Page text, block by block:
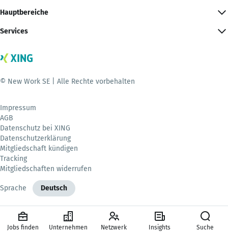
Hauptbereiche
Services
© New Work SE | Alle Rechte vorbehalten
Impressum
AGB
Datenschutz bei XING
Datenschutzerklärung
Mitgliedschaft kündigen
Tracking
Mitgliedschaften widerrufen
Sprache Deutsch
Jobs finden Unternehmen Netzwerk Insights Suche